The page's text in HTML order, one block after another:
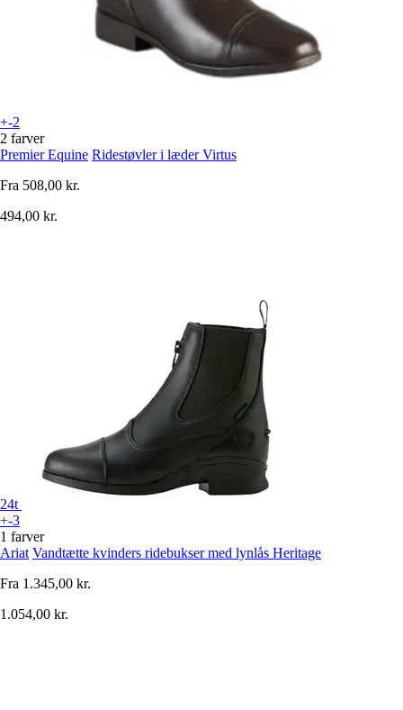
+-2
2 farver
Premier Equine Ridestøvler i læder Virtus
Fra 508,00 kr.
494,00 kr.
24t
+-3
1 farver
Ariat Vandtætte kvinders ridebukser med lynlås Heritage
Fra 1.345,00 kr.
1.054,00 kr.